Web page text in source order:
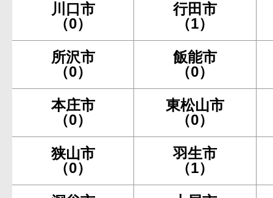
川口市
（0）
行田市
（1）
所沢市
（0）
飯能市
（0）
本庄市
（0）
東松山市
（0）
狭山市
（0）
羽生市
（1）